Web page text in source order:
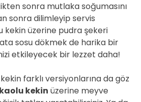
sonra mutlaka soğumasını
sonra dilimleyip servis
kekin üzerine pudra şekeri
sosu dökmek de harika bir
etkileyecek bir lezzet daha!
farklı versiyonlarına da göz
kekin üzerine meyve